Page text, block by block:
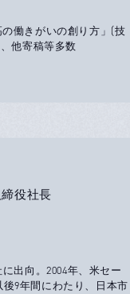
働きがいの創り方」(技
他寄稿等多数
役社長
出向。2004年、米セー
9年間にわたり、日本市